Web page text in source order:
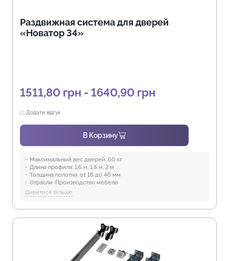
Раздвижная система для дверей
«Новатор 34»
1511,80 грн - 1640,90 грн
Додати відгук
В Корзину
Максимальный вес дверей: 60 кг
Длина профиля: 1,6 м, 1,8 м, 2 м
Толщина полотна: от 18 до 40 мм
Отрасли: Производство мебели
Предназначение:
Защита от воды:
Дивитися більше